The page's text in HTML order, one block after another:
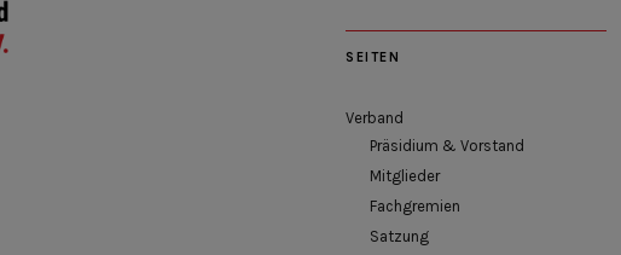
SEITEN
Verband
Präsidium & Vorstand
Mitglieder
Fachgremien
Satzung